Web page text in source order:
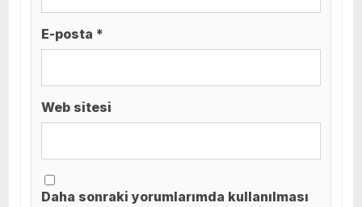
E-posta *
Web sitesi
Daha sonraki yorumlarımda kullanılması